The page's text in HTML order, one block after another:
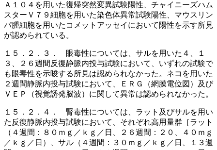
Ａ１０４を用いた復帰突然変異試験陽性、チャイニーズハム
スターＶ７９細胞を用いた染色体異常試験陽性、マウスリン
パ腫細胞を用いたコメットアッセイにおいて陽性を示す所見
が認められている。
１５．２．３． 眼毒性については、サルを用いた４、１
３、２６週間反復静脈内投与試験において、いずれの試験で
も眼毒性を示唆する所見は認められなかった。ネコを用いた
２週間静脈内投与試験において、ＥＲＧ（網膜電位図）及び
ＶＥＰ（視覚誘発脳波）に関して異常は認められなかった。
１５．２．４． 腎毒性については、ラット及びサルを用い
た反復静脈内投与試験において、それぞれ高用量群［ラット
（４週間：８０ｍｇ／ｋｇ／日、２６週間：２０、４０ｍｇ
／ｋｇ／日）、サル（４週間：３０ｍｇ／ｋｇ／日、１３週